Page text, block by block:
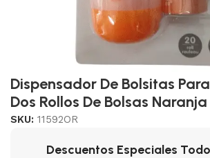
Dispensador De Bolsitas
Dos Rollos De Bolsas Naranja
SKU: 11592OR
Descuentos Especiales